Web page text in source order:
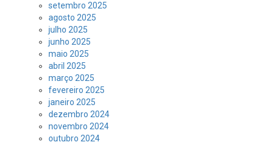
setembro 2025
agosto 2025
julho 2025
junho 2025
maio 2025
abril 2025
março 2025
fevereiro 2025
janeiro 2025
dezembro 2024
novembro 2024
outubro 2024